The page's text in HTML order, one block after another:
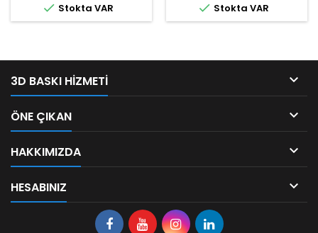
 Stokta VAR  Stokta VAR
3D BASKI HIZMETI 
ÖNE ÇIKAN 
HAKKIMIZDA 
HESABINIZ 